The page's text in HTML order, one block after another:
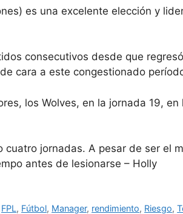
es una excelente elección y
consecutivos desde que
cara a este congestionado
los Wolves, en la jornada 19, en
cuatro jornadas. A pesar de ser el
antes de lesionarse – Holly
FPL, Fútbol, Manager, rendimiento, Riesgo,